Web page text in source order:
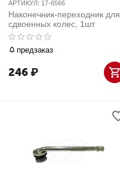
АРТИКУЛ: 17-6566
Наконечник-переходник для
сдвоенных колес, 1шт
предзаказ
246₽